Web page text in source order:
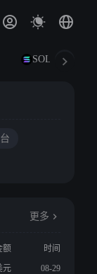
SOL$73.30
更多
额
时间
元 08-29